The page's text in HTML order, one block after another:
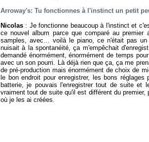
Arroway's: Tu fonctionnes à l'instinct un petit
Nicolas : Je fonctionne beaucoup à l'instinct et
ce nouvel album parce que comparé au
samples, avec… voilà le piano, ce n'était pas
nuisait à la spontanéité, ça m'empêchait
demandé énormément, énormément de temps
avec un son pourri. Là déjà rien que ça, ça me
de pré-production mais énormément de choix de
le bon endroit pour enregistrer, les bons
batterie, je pouvais l'enregistrer tout de suite et
vraiment tout de suite qu'il est différent du
où je les ai créées.